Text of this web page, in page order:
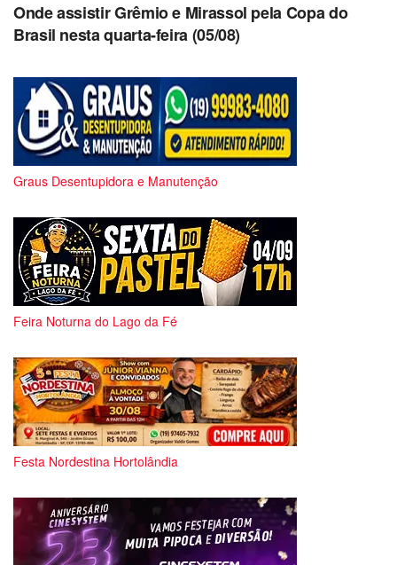
Onde assistir Grêmio e Mirassol pela Copa do
Brasil nesta quarta-feira (05/08)
Graus Desentupidora e Manutenção
Feira Noturna do Lago da Fé
Festa Nordestina Hortolândia